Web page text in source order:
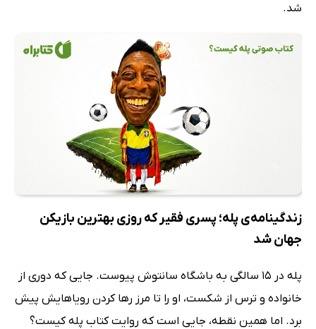
شد.
زندگینامه‌ی پله؛ پسری فقیر که روزی بهترین بازیکن
جهان شد
پله در 15 سالگی به باشگاه سانتوش پیوست. جایی که دوری از
خانواده و ترس از شکست، او را تا مرز رها کردن رویاهایش پیش
برد. اما همین نقطه، جایی است که روایت کتاب پله کیست؟